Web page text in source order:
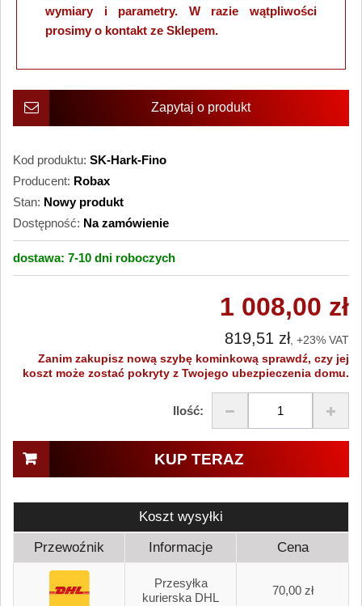
wymiary i parametry. W razie wątpliwości
prosimy o kontakt ze Sklepem.
Zapytaj o produkt
Kod produktu: SK-Hark-Fino
Producent: Robax
Stan: Nowy produkt
Dostępność: Na zamówienie
dostawa: 7-10 dni roboczych
1 008,00 zł
819,51 zł, +23% VAT
Zanim zakupisz nową szybę kominkową sprawdź, czy jej
koszt może zostać pokryty z Twojego ubezpieczenia domu.
Ilość:
KUP TERAZ
Koszt wysyłki
Przewoźnik
Informacje Cena
Przesyłka
kurierska DHL
70,00 zł